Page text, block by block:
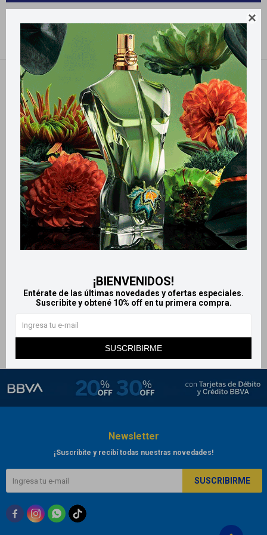

¡BIENVENIDOS!
Entérate de las últimas novedades y ofertas especiales.
Suscribite y obtené 10% off en tu primera compra.
SUSCRIBIRME
Recomendados
Filtrando por: KY
LlegaHOY
K-Y Gel Lubricante 100g
$ 819
Llega HOY
KY Gel Lubricante 50g
$ 509
Newsletter
¡Suscribite y recibí todas nuestras novedades!
SUSCRIBIRME
  